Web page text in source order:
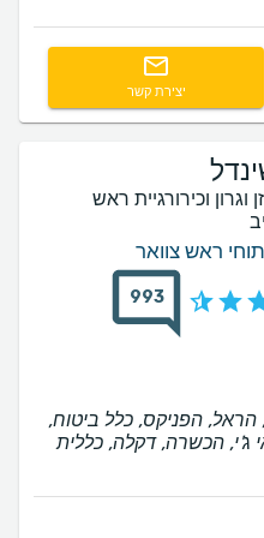
יצירת קשר
וכירורגיית ראש
ראש צוואר
993
הראל, הפניקס, כלל ביטוח,
ג'י, הכשרה, דקלה, כללית